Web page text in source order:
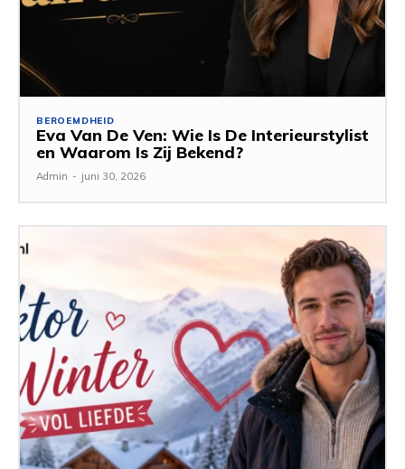
BEROEMDHEID
Eva Van De Ven: Wie Is De Interieurstylist
en Waarom Is Zij Bekend?
Admin - juni 30, 2026